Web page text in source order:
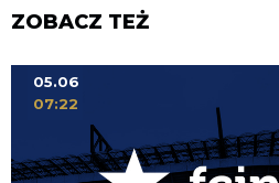
ZOBACZ TEŻ
05.06
07:22